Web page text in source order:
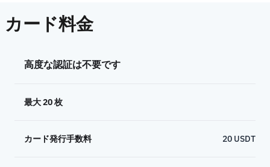
カード料金
高度な認証は不要です
最大 20 枚
カード発行手数料 20 USDT